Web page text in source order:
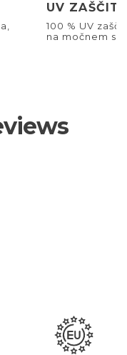
UV
100 % UV
na močnem